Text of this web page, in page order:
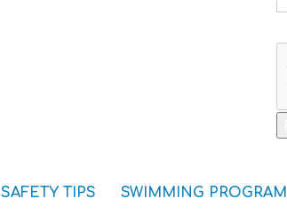
SAFETY TIPS SWIMMING PROGRAM